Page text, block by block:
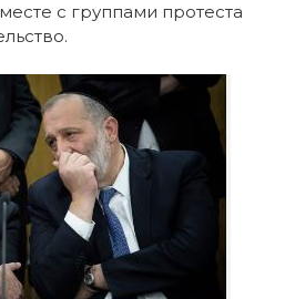
с группами протеста